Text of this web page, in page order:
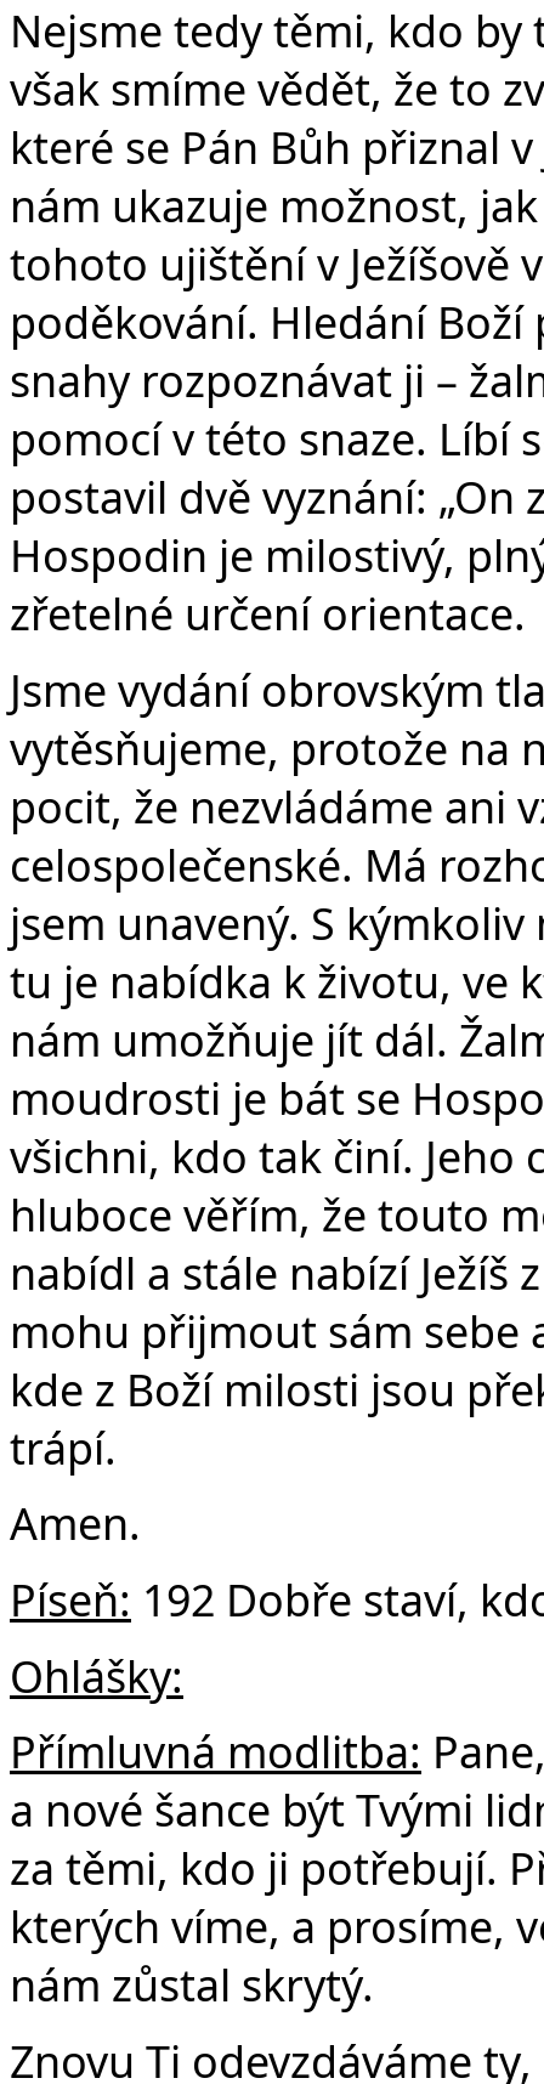
Nejsme tedy těmi, kdo
však smíme vědět, že to
které se Pán Bůh přiznal
nám ukazuje možnost,
tohoto ujištění v Ježíšově
poděkování. Hledání
snahy rozpoznávat ji –
pomocí v této snaze. Líbí
postavil dvě vyznání:
Hospodin je milostivý,
zřetelné určení orientace.
Jsme vydání obrovským
vytěsňujeme, protože na
pocit, že nezvládáme ani
celospolečenské. Má
jsem unavený. S
tu je nabídka k životu, ve
nám umožňuje jít dál.
moudrosti je bát se
všichni, kdo tak činí. Jeho
hluboce věřím, že touto
nabídl a stále nabízí Ježíš
mohu přijmout sám sebe
kde z Boží milosti jsou
trápí.
Amen.
Píseň: 192 Dobře staví,
Ohlášky:
Přímluvná modlitba:
a nové šance být Tvými
za těmi, kdo ji potřebují.
kterých víme, a prosíme,
nám zůstal skrytý.
Znovu Ti odevzdáváme